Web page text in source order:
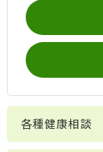
各種健康相談